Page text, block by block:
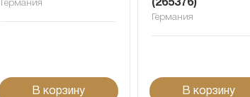
Германия
В корзину
(265376)
Германия
В корзину